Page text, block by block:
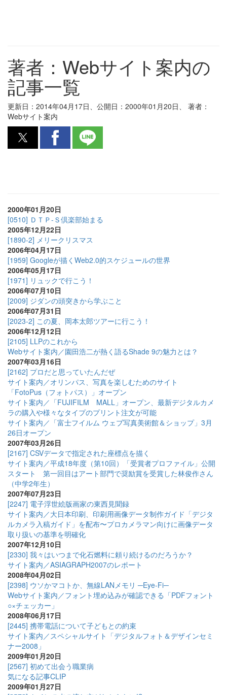
著者：Webサイト案内の
記事一覧
更新日： 2014年04月17日、公開日：2000年01月20日、
著者：
Webサイト案内
2000年01月20日
[0510] ＤＴＰ-Ｓ倶楽部始まる
2005年12月22日
[1890-2] メリークリスマス
2006年04月17日
[1959] Googleが描くWeb2.0的スケジュールの世界
2006年05月17日
[1971] リュックで行こう！
2006年07月10日
[2009] ジダンの頭突きから学ぶこと
2006年07月31日
[2023-2] この夏、岡本太郎ツアーに行こう！
2006年12月12日
[2105] LLPのこれから
Webサイト案内／園田浩二が熱く語るShade 9の魅力とは？
2007年03月16日
[2162] プロだと思っていたんだぜ
サイト案内／オリンパス、写真を楽しむためのサイト
「FotoPus（フォトパス）」オープン
サイト案内／「FUJIFILM MALL」オープン、最新デジタルカメ
ラの購入や様々なタイプのプリント注文が可能
サイト案内／「富士フイルム ウェブ写真美術館＆ショップ」3月
26日オープン
2007年03月26日
[2167] CSVデータで指定された座標点を描く
サイト案内／平成18年度（第10回）「受賞者プロファイル」公開
スタート 第一回目はアート部門で奨励賞を受賞した林俊作さん
（中学2年生）
2007年07月23日
[2247] 電子浮世絵版画家の東西見聞録
サイト案内／大日本印刷、印刷用画像データ制作ガイド「デジタ
ルカメラ入稿ガイド」を配布〜プロカメラマン向けに画像データ
取り扱いの基準を明確化
2007年12月10日
[2330] 我々はいつまで化石燃料に頼り続けるのだろうか？
サイト案内／ASIAGRAPH2007のレポート
2008年04月02日
[2398] ウソかマコトか、無線LANメモリ ─Eye-Fi─
Webサイト案内／フォント埋め込みが確認できる「PDFフォント
○×チェッカー」
2008年06月17日
[2445] 携帯電話について子どもとの約束
サイト案内／スペシャルサイト「デジタルフォト＆デザインセミ
ナー2008」
2009年01月20日
[2567] 初めて出会う職業病
気になる記事CLIP
2009年01月27日